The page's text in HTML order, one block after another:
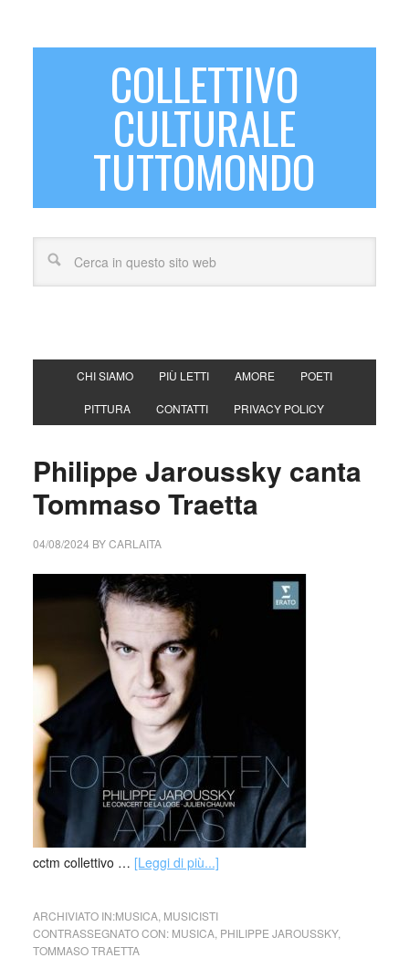
COLLETTIVO
CULTURALE
TUTTOMONDO
CHI SIAMO PIÙ LETTI AMORE POETI
PITTURA CONTATTI PRIVACY POLICY
Philippe Jaroussky canta
Tommaso Traetta
04/08/2024 BYCARLAITA
cctm collettivo … [Leggi di più...]
ARCHIVIATO IN:MUSICA, MUSICISTI
CONTRASSEGNATO CON: MUSICA, PHILIPPE JAROUSSKY,
TOMMASO TRAETTA